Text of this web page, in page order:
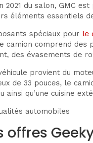
2021 du salon, GMC
éléments essentiels
spéciaux pour le
camion comprend
des évasements de
provient du
de 33 pouces, le
ainsi qu’une cuisine
automobiles
offres